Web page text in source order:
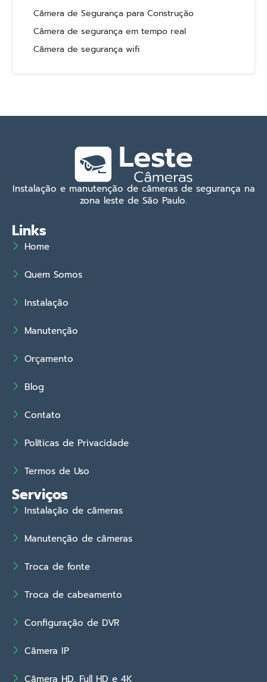
Câmera de Segurança para Construção
Câmera de segurança em tempo real
Câmera de segurança wifi
Instalação e manutenção de câmeras de segurança na
zona leste de São Paulo.
Links
Home
Quem Somos
Instalação
Manutenção
Orçamento
Blog
Contato
Políticas de Privacidade
Termos de Uso
Serviços
Instalação de câmeras
Manutenção de câmeras
Troca de fonte
Troca de cabeamento
Configuração de DVR
Câmera IP
Câmera HD, Full HD e 4K